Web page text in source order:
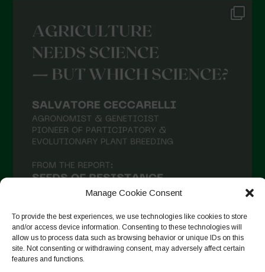
Manage Cookie Consent
To provide the best experiences, we use technologies like cookies to store
and/or access device information. Consenting to these technologies will
allow us to process data such as browsing behavior or unique IDs on this
site. Not consenting or withdrawing consent, may adversely affect certain
features and functions.